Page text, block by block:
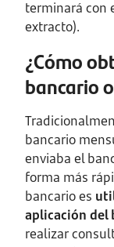
terminará con
extracto).
¿Cómo
bancario
bancario
enviaba el
forma más
bancario es
aplicación del
realizar